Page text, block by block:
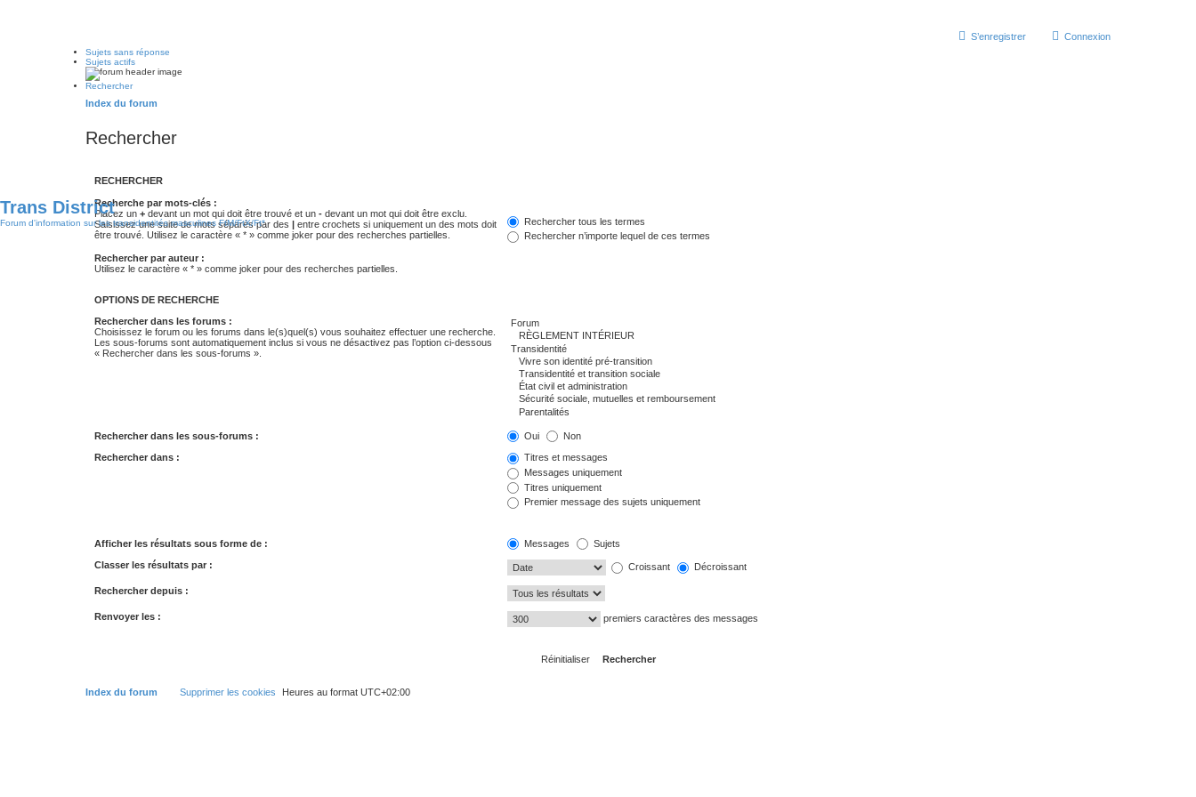
Connexion
S’enregistrer
Sujets sans réponse
Sujets actifs
Trans District
Forum d'information sur les transidentités masculines FtM/FtX/Ft*
Rechercher
Index du forum
Rechercher
RECHERCHER
Recherche par mots-clés :
Placez un + devant un mot qui doit être trouvé et un - devant un mot qui doit être exclu.
Saisissez une suite de mots séparés par des | entre crochets si uniquement un des mots doit
être trouvé. Utilisez le caractère « * » comme joker pour des recherches partielles.
Rechercher tous les termes
Rechercher n’importe lequel de ces termes
Rechercher par auteur :
Utilisez le caractère « * » comme joker pour des recherches partielles.
OPTIONS DE RECHERCHE
Rechercher dans les forums :
Choisissez le forum ou les forums dans le(s)quel(s) vous souhaitez effectuer une recherche.
Les sous-forums sont automatiquement inclus si vous ne désactivez pas l’option ci-dessous
« Rechercher dans les sous-forums ».
Rechercher dans les sous-forums : Oui Non
Rechercher dans :
Titres et messages
Messages uniquement
Titres uniquement
Premier message des sujets uniquement
Afficher les résultats sous forme de : Messages Sujets
Classer les résultats par : Croissant Décroissant
Rechercher depuis :
Renvoyer les : premiers caractères des messages
Index du forum Supprimer les cookies Heures au format UTC+02:00